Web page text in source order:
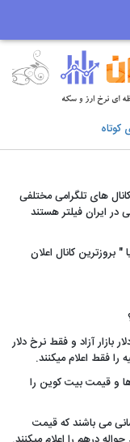
کوتاه
های تلگرامی مختلفی
در ایران فیلتر هستند
" بروزترین کانال اعلان
بازار آزاد و فقط نرخ دلار
را فقط اعلام میکنند.
و قیمت بیت کوین را
می باشند که قیمت